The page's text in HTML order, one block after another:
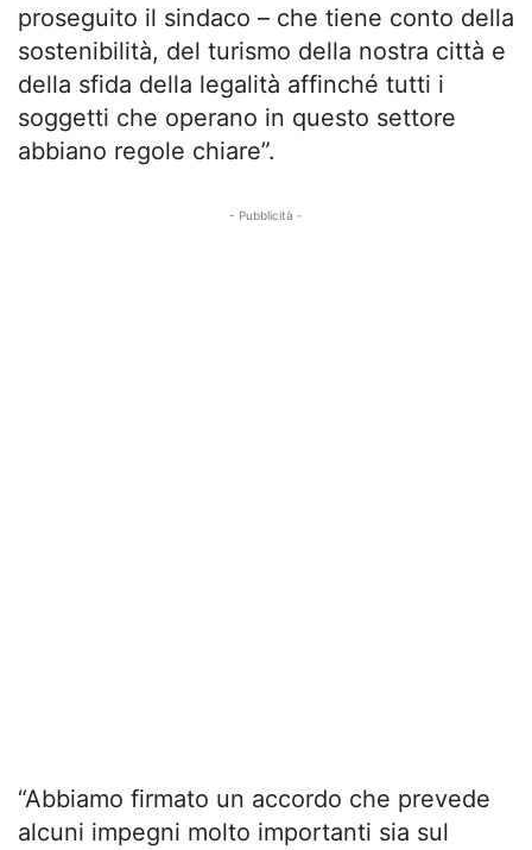
proseguito il sindaco – che tiene conto della
sostenibilità, del turismo della nostra città e
della sfida della legalità affinché tutti i
soggetti che operano in questo settore
abbiano regole chiare”.
- Pubblicità -
“Abbiamo firmato un accordo che prevede
alcuni impegni molto importanti sia sul